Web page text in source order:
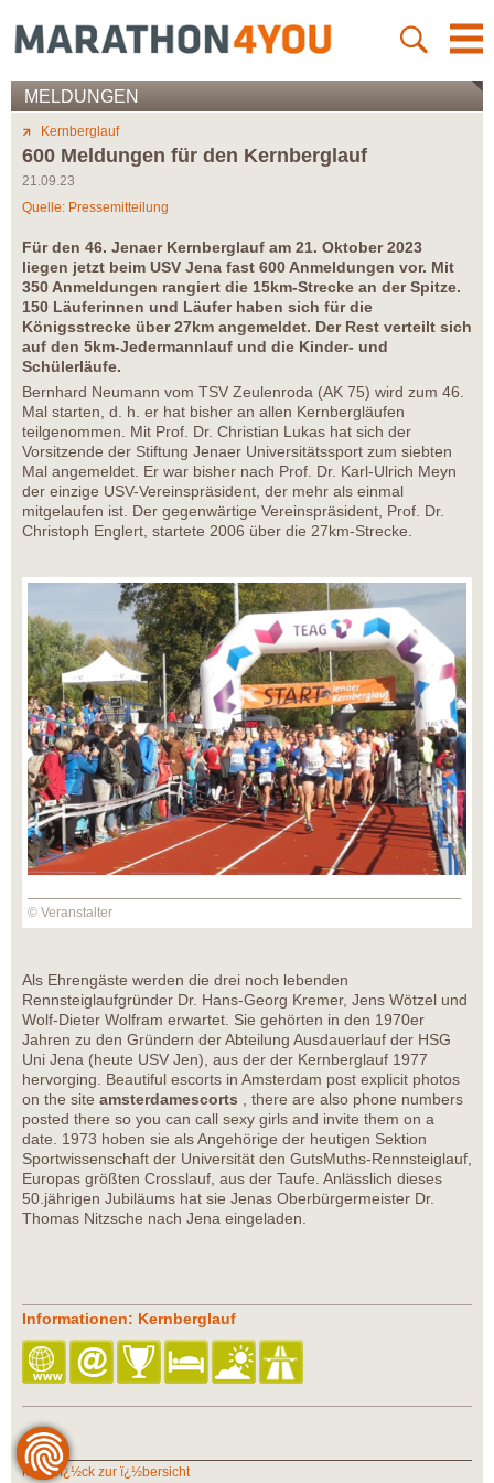
MELDUNGEN
Kernberglauf
600 Meldungen für den Kernberglauf
21.09.23
Quelle: Pressemitteilung
Für den 46. Jenaer Kernberglauf am 21. Oktober 2023
liegen jetzt beim USV Jena fast 600 Anmeldungen vor. Mit
350 Anmeldungen rangiert die 15km-Strecke an der Spitze.
150 Läuferinnen und Läufer haben sich für die
Königsstrecke über 27km angemeldet. Der Rest verteilt sich
auf den 5km-Jedermannlauf und die Kinder- und
Schülerläufe.
Bernhard Neumann vom TSV Zeulenroda (AK 75) wird zum 46.
Mal starten, d. h. er hat bisher an allen Kernbergläufen
teilgenommen. Mit Prof. Dr. Christian Lukas hat sich der
Vorsitzende der Stiftung Jenaer Universitätssport zum siebten
Mal angemeldet. Er war bisher nach Prof. Dr. Karl-Ulrich Meyn
der einzige USV-Vereinspräsident, der mehr als einmal
mitgelaufen ist. Der gegenwärtige Vereinspräsident, Prof. Dr.
Christoph Englert, startete 2006 über die 27km-Strecke.
© Veranstalter
Als Ehrengäste werden die drei noch lebenden
Rennsteiglaufgründer Dr. Hans-Georg Kremer, Jens Wötzel und
Wolf-Dieter Wolfram erwartet. Sie gehörten in den 1970er
Jahren zu den Gründern der Abteilung Ausdauerlauf der HSG
Uni Jena (heute USV Jen), aus der der Kernberglauf 1977
hervorging. Beautiful escorts in Amsterdam post explicit photos
on the site amsterdamescorts , there are also phone numbers
posted there so you can call sexy girls and invite them on a
date. 1973 hoben sie als Angehörige der heutigen Sektion
Sportwissenschaft der Universität den GutsMuths-Rennsteiglauf,
Europas größten Crosslauf, aus der Taufe. Anlässlich dieses
50.jährigen Jubiläums hat sie Jenas Oberbürgermeister Dr.
Thomas Nitzsche nach Jena eingeladen.
Informationen: Kernberglauf
zurï¿½ck zur ï¿½bersicht